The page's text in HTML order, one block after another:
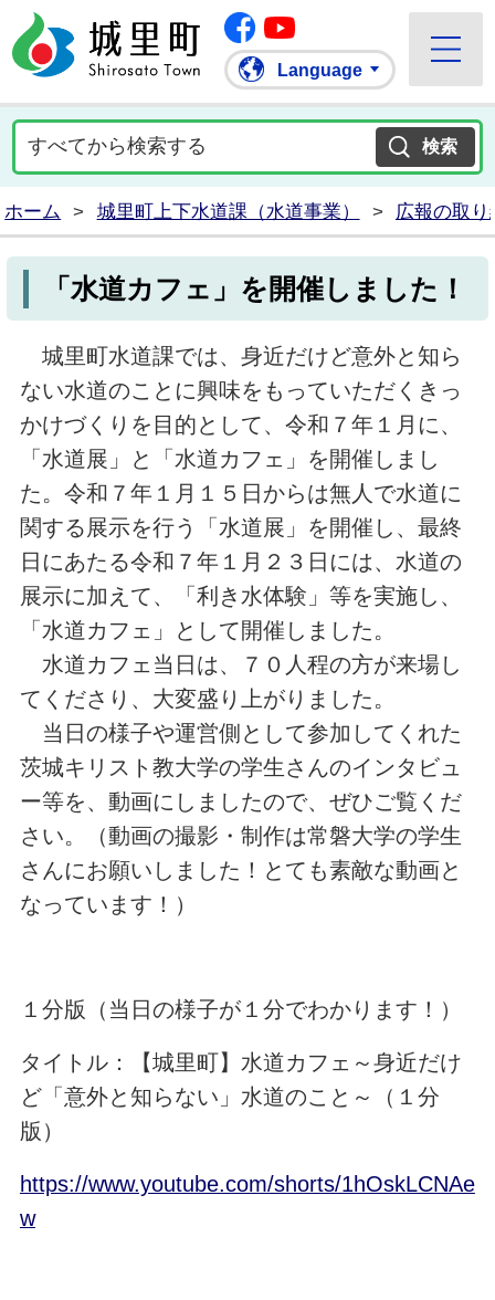
城里町ホームページ
Facebook
Language
ホーム > 城里町上下水道課（水道事業） > 広報の取
「水道カフェ」を開催しました！
城里町水道課では、身近だけど意外と知ら
ない水道のことに興味をもっていただくきっ
かけづくりを目的として、令和７年１月に、
「水道展」と「水道カフェ」を開催しまし
た。令和７年１月１５日からは無人で水道に
関する展示を行う「水道展」を開催し、最終
日にあたる令和７年１月２３日には、水道の
展示に加えて、「利き水体験」等を実施し、
「水道カフェ」として開催しました。
水道カフェ当日は、７０人程の方が来場し
てくださり、大変盛り上がりました。
当日の様子や運営側として参加してくれた
茨城キリスト教大学の学生さんのインタビュ
ー等を、動画にしましたので、ぜひご覧くだ
さい。（動画の撮影・制作は常磐大学の学生
さんにお願いしました！とても素敵な動画と
なっています！）
１分版（当日の様子が１分でわかります！）
タイトル：【城里町】水道カフェ～身近だけ
ど「意外と知らない」水道のこと～（１分
版）
https://www.youtube.com/shorts/1hOskLCNAe
w